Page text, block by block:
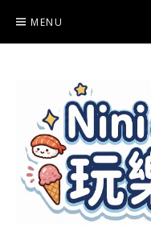
content
MENU